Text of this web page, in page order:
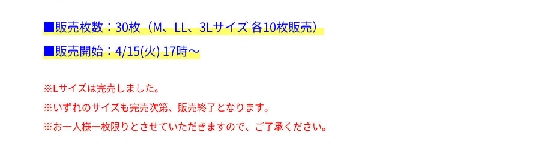
■販売枚数：30枚（M、LL、3Lサイズ 各10枚販売）
■販売開始：4/15(火) 17時～
※Lサイズは完売しました。
※いずれのサイズも完売次第、販売終了となります。
※お一人様一枚限りとさせていただきますので、ご了承ください。